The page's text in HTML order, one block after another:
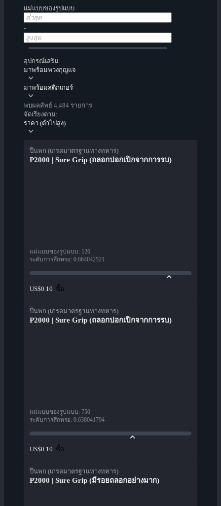
แม่แบบของรูปแบบ
-
อุปกรณ์เสริม
มาพร้อมพวงกุญแจ
มาพร้อมสติกเกอร์
พบผลลัพธ์ 4,484 รายการ
จัดเรียงตาม:
ราคา (ต่ำไปสูง)
ปืนพก (เกรดมาตรฐานทางทหาร)
P2000 | Sure Grip (ถลอกปอกเปิกจากการรบ)
แม่แบบของรูปแบบ: 126
ระดับการสึกหรอ: 0.864042521
US$0.10 ซื้อ
ปืนพก (เกรดมาตรฐานทางทหาร)
P2000 | Sure Grip (ถลอกปอกเปิกจากการรบ)
แม่แบบของรูปแบบ: 750
ระดับการสึกหรอ: 0.638041794
US$0.10 ซื้อ
ปืนพก (เกรดมาตรฐานทางทหาร)
P2000 | Sure Grip (มีรอยถลอกอย่างมาก)